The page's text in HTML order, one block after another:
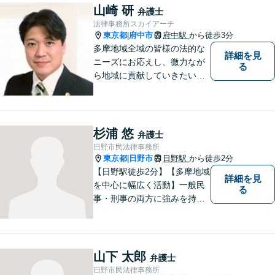
ください。 ご相談・ご依頼い
ただいた際には、精一杯サポ
ートいたします。
山崎 研 弁護士
法律事務所スカイアーチ
東京都 府中市 府中駅 から徒歩3分
多摩地域全域の皆様の法的な
ニーズにお応えし、微力なが
ら地域に貢献していきたいと
詳細を見
る
杉浦 悠 弁護士
日野市民法律事務所
東京都 日野市 日野駅 から徒歩2分
【日野駅徒歩2分】【多摩地域
を中心に幅広く活動】一般民
事・刑事の両方に強みを持つ
です。まずはお気軽にご相談
ください。【子連れ相談OK】
詳細を見
る
山下 太郎 弁護士
日野市民法律事務所